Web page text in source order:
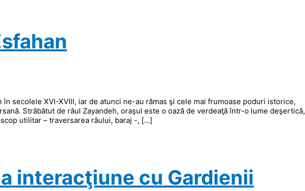
în secolele XVI-XVIII, iar de atunci ne-au rămas şi cele mai frumoase poduri istorice,
Străbătut de râul Zayandeh, oraşul este o oază de verdeaţă într-o lume deşertică,
utilitar – traversarea râului, baraj -, […]
interacţiune cu Gardienii